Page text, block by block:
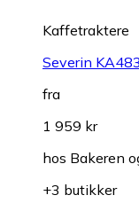
Kaffetraktere
Severin
fra
1 959 kr
hos Bakeren
+3 butikker